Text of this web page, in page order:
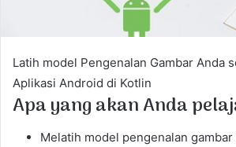
Latih model Pengenalan Gambar Anda
Aplikasi Android di Kotlin
Apa yang akan Anda
Melatih model pengenalan